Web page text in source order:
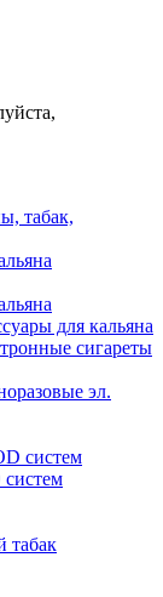
табак,
для кальяна
сигареты
эл.
табак